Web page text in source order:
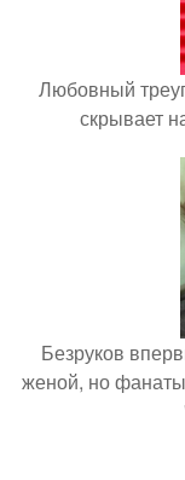
Любовный
скрывает
Безруков
женой, но